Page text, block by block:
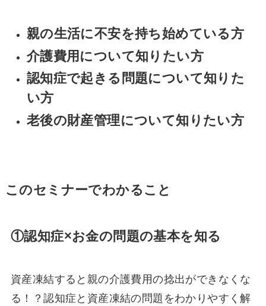
親の生活に不安を持ち始めている方
介護費用について知りたい方
認知症で起きる問題について知りた
い方
老後の財産管理について知りたい方
このセミナーでわかること
①認知症×お金の問題の基本を知る
資産凍結すると親の介護費用の捻出ができなくな
る！？認知症と資産凍結の問題をわかりやすく解